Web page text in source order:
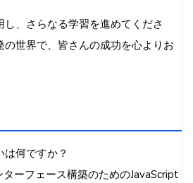
、さらなる学習を進めてくださ
の世界で、皆さんの成功を心よりお
何ですか？
ーフェース構築のためのJavaScript